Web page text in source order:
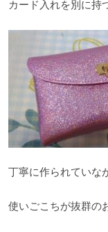
カード入れを別に持
丁寧に作られていな
使いごこちが抜群の